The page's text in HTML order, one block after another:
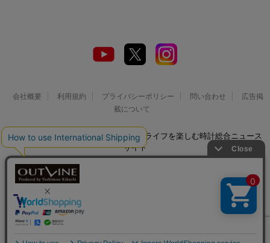
会社概要 利用規約 プライバシーポリシー 問い合わせ
広告掲
載について
© 2026 Watch LIFE NEWS｜ウオッチライフを楽しむ時計総合ニュース
サイト